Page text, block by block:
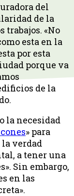
del
de la
trabajos. «No
esta en la
por esta
porque va
de la
la necesidad
» para
la verdad
a tener una
Sin embargo,
en las